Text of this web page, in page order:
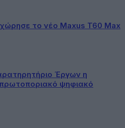
το νέο Maxus T60 Max
Έργων η
ψηφιακό